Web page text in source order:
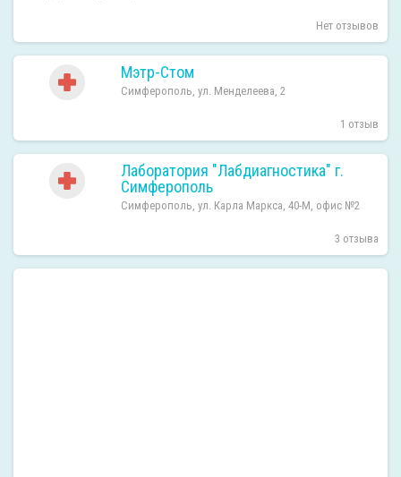
Нет отзывов
Мэтр-Стом
Симферополь, ул. Менделеева, 2
1 отзыв
Лаборатория "Лабдиагностика" г.
Симферополь
Симферополь, ул. Карла Маркса, 40-М, офис №2
3 отзыва